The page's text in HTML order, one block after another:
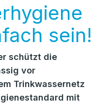
sein!
schützt die
vor
Trinkwassernetz
mit